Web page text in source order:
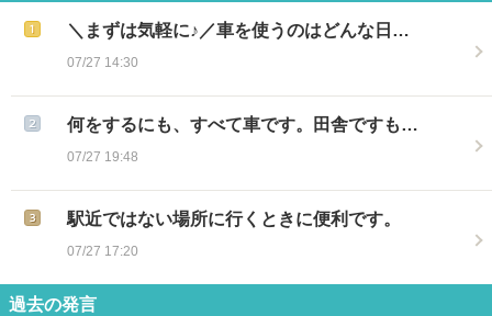
＼まずは気軽に♪／車を使うのはどんな日…
07/27 14:30
何をするにも、すべて車です。田舎ですも…
07/27 19:48
駅近ではない場所に行くときに便利です。
07/27 17:20
過去の発言